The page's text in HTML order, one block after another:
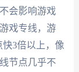
会影响游戏
戏专线，游
3倍以上，像
节点几乎不